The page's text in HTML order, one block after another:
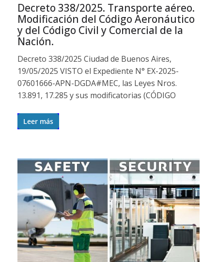
Decreto 338/2025. Transporte aéreo.
Modificación del Código Aeronáutico
y del Código Civil y Comercial de la
Nación.
Decreto 338/2025 Ciudad de Buenos Aires,
19/05/2025 VISTO el Expediente N° EX-2025-
07601666-APN-DGDA#MEC, las Leyes Nros.
13.891, 17.285 y sus modificatorias (CÓDIGO
Leer más